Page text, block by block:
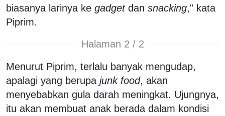
biasanya larinya ke gadgetdan snacking," kata
Piprim.
Halaman 2 / 2
Menurut Piprim, terlalu banyak mengudap,
apalagi yang berupa junk food, akan
menyebabkan gula darah meningkat. Ujungnya,
itu akan membuat anak berada dalam kondisi